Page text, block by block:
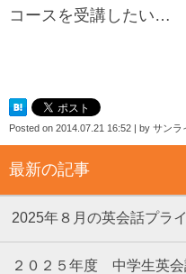
コースを受講したい…
Posted on 2014.07.21 16:52 | by サンラ
最新の記事
2025年８月の英会話プラ
２０２５年度 中学生英会